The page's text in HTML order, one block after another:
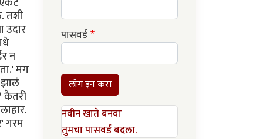
तशी
उदार
न
मग
कैतरी
गरम
पासवर्ड
लॉग इन करा
नवीन खाते बनवा
तुमचा पासवर्ड बदला.